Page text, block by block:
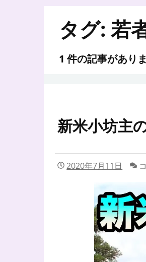
タグ: 若
1 件の記事があり
新米小坊主
2020年7月11日